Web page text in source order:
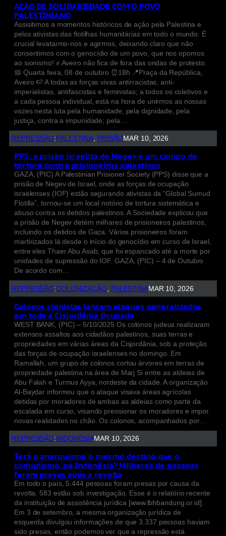
AÇÃO DE SOLIDARIEDADE COM O POVO
PALESTINIANO
Assisitimos a momentos históricos de ação pela Palestina e
pelos ativistas das flotilhas humanitárias em todo o mundo. É
crucial levatarmo-nos e agirmos, deixando claro que não
consentimos com o genocídio de um povo, que nos opomos
ao sionismo! ✊ Aveiro não fica de fora das ondas de protesto.
📅 Quarta feira, 08 de outubro ⏰18h 📍Praça da República,
Aveiro 🍉 A todas as forças vivas antirracistas, anti-
imperialistas, antifascistas e feministas; a todos os coletivos e
a cada pessoa individual, está na hora de unirmos as nossas
vozes nesta luta pela humanidade, pela dignidade, pela
justiça, contra a impunidade; pela…
REPRESSÃO: PALESTINA, PRISÃOMAR 10, 2026
PPS: a prisão israelita de Negev é um campo de
tortura contra prisioneiros palestinos
GAZA, (PIC) A Palestinian Prisioner Society (PPS) disse que a
prisão de Negev de Israel, onde as forças de ocupação
israelenses (IOF) estão segurando ativistas da “Global Sumud
Flotilla”, tornou-se um local notório de tortura sistemática e
abuso contra os detidos palestinos. A Sociedade explicou que
a prisão de Negev detém milhares de prisioneiros palestinos,
incluindo os detidos de Gaza. Vários prisioneiros foram
martirizados lá desde o início do genocídio em curso de Israel,
entre eles Thaer Abu Asab, que foi espancado até a morte por
unidades de supressão do IOF. GAZA, (PIC) – 4 de Outubro
De acordo com…
REPRESSÃO:COLONIZAÇÃO, PALESTINAMAR 10, 2026
Colonos sionistas lançam ataques generalizados
em toda a Cisjordânia Ocupada
WEST BANK, (PIC) – 5/10/2025 Os colonos judeus realizaram
extensos assaltos aos cidadãos palestinos, suas terras e
propriedades em várias áreas da Cisjordânia, sob a proteção
das forças de ocupação israelenses no domingo. Em
Ramallah, um grupo de colonos cortou árvores em terras de
propriedade palestina na área de Marj Si entre as aldeias de
Abu Falah e Turmus Ayya, nordeste da cidade. A organização
Al-Baydar informou que o ataque visava áreas agrícolas
detidas por moradores de ambas as aldeias como parte da
escalada em curso, visando pressionar os moradores e impor
novas realidades no chão. Os colonos, acompanhados por…
REPRESSÃO: INDONÉSIAMAR 10, 2026
Terá o anarquismo o mesmo destino que o
comunismo, na Indonésia? Milhares de pessoas
foram presas após a revolta
Em todo o país, 5.444 pessoas foram presas por causa da
revolta. 583 estão sob investigação. Esse é o relatório recente
da instituição de assistência jurídica [www.lbhbandung.or.id].
Em 3 de setembro, a mesma organização jurídica de
esquerda divulgou informações de que 3.337 pessoas haviam
sido presas, então podemos ver que a repressão está